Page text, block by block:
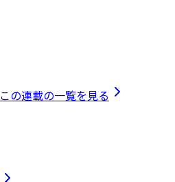
この連載の一覧を見る